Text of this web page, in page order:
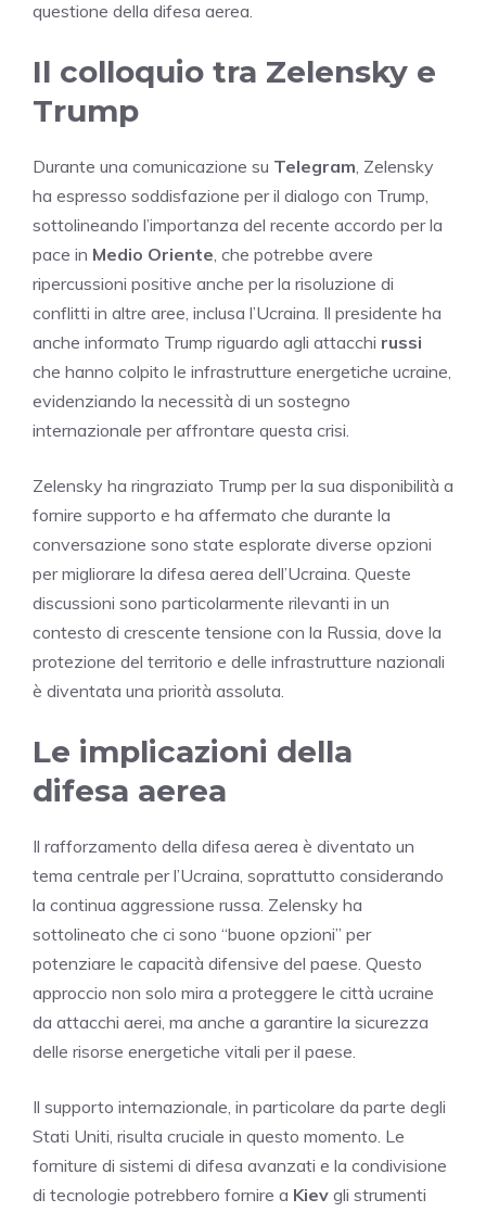
questione della difesa aerea.
Il colloquio tra Zelensky e
Trump
Durante una comunicazione su Telegram, Zelensky
ha espresso soddisfazione per il dialogo con Trump,
sottolineando l’importanza del recente accordo per la
pace in Medio Oriente, che potrebbe avere
ripercussioni positive anche per la risoluzione di
conflitti in altre aree, inclusa l’Ucraina. Il presidente ha
anche informato Trump riguardo agli attacchi russi
che hanno colpito le infrastrutture energetiche ucraine,
evidenziando la necessità di un sostegno
internazionale per affrontare questa crisi.
Zelensky ha ringraziato Trump per la sua disponibilità a
fornire supporto e ha affermato che durante la
conversazione sono state esplorate diverse opzioni
per migliorare la difesa aerea dell’Ucraina. Queste
discussioni sono particolarmente rilevanti in un
contesto di crescente tensione con la Russia, dove la
protezione del territorio e delle infrastrutture nazionali
è diventata una priorità assoluta.
Le implicazioni della
difesa aerea
Il rafforzamento della difesa aerea è diventato un
tema centrale per l’Ucraina, soprattutto considerando
la continua aggressione russa. Zelensky ha
sottolineato che ci sono “buone opzioni” per
potenziare le capacità difensive del paese. Questo
approccio non solo mira a proteggere le città ucraine
da attacchi aerei, ma anche a garantire la sicurezza
delle risorse energetiche vitali per il paese.
Il supporto internazionale, in particolare da parte degli
Stati Uniti, risulta cruciale in questo momento. Le
forniture di sistemi di difesa avanzati e la condivisione
di tecnologie potrebbero fornire a Kiev gli strumenti